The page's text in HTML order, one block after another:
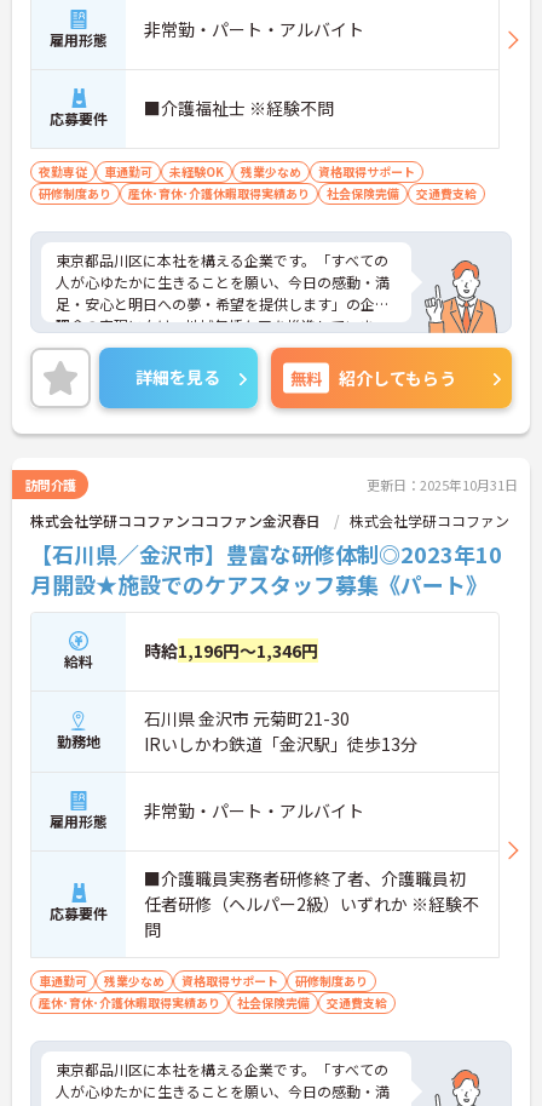
雇用形態 非常勤・パート・アルバイト
応募要件 ■介護福祉士 ※経験不問
夜勤専従 車通勤可 未経験OK 残業少なめ
資格取得サポート
研修制度あり
産休･育休･介護休暇取得実績あり 社会保険完備 交通費支給
東京都品川区に本社を構える企業です。「すべての
人が心ゆたかに生きることを願い、今日の感動・満
足・安心と明日への夢・希望を提供します」の企業
理念の実現に向け、地域包括ケアを推進していま
す。
ご興味のある方には、面接対策ポイントなど、さら
に詳細をお話しいたしますのでお気軽にご相談くだ
さい！
詳細を見る 無料 紹介してもらう
訪問介護 更新日：2025年10月31日
株式会社学研ココファンココファン金沢春日 株式会社学研ココファン
【石川県／金沢市】豊富な研修体制◎2023年10
月開設★施設でのケアスタッフ募集《パート》
給料 時給1,196円～1,346円
勤務地
石川県 金沢市 元菊町21-30
IRいしかわ鉄道「金沢駅」徒歩13分
雇用形態 非常勤・パート・アルバイト
応募要件
■介護職員実務者研修終了者、介護職員初
任者研修（ヘルパー2級）いずれか ※経験不
問
車通勤可 残業少なめ 資格取得サポート
研修制度あり
産休･育休･介護休暇取得実績あり
社会保険完備 交通費支給
東京都品川区に本社を構える企業です。「すべての
人が心ゆたかに生きることを願い、今日の感動・満